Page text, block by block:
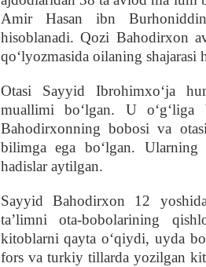
Amir Hasan ibn
hisoblanadi. Qozi Bahodirxon
qoʻlyozmasida oilaning shajarasi
Otasi Sayyid Ibrohimxoʻja
muallimi boʻlgan. U
Bahodirxonning bobosi va
bilimga ega boʻlgan.
hadislar aytilgan.
Sayyid Bahodirxon 12
taʼlimni ota-bobolarining
kitoblarni qayta oʻqiydi, uyda
fors va turkiy tillarda yozilgan